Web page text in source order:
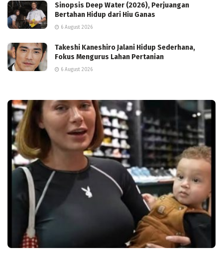
Sinopsis Deep Water (2026), Perjuangan
Bertahan Hidup dari Hiu Ganas
6 August 2026
Takeshi Kaneshiro Jalani Hidup Sederhana,
Fokus Mengurus Lahan Pertanian
6 August 2026